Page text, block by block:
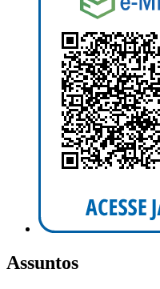
Assuntos